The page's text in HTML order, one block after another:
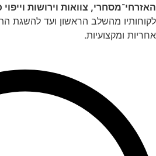
האזרחי־מסחרי, צוואות וירושות
לקוחותיו מהשלב הראשון ועד להשגת
אחריות ומקצועיות.